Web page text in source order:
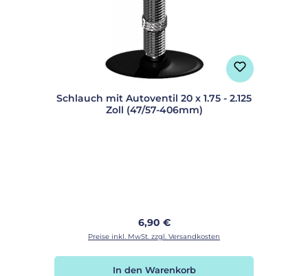
Schlauch mit Autoventil 20 x 1.75 - 2.125
Zoll (47/57-406mm)
Regulärer Preis:
6,90 €
Preise inkl. MwSt. zzgl. Versandkosten
In den Warenkorb